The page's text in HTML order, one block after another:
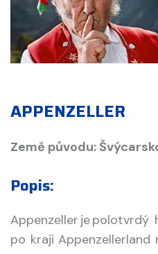
APPENZELLER
Země původu:
Popis:
Appenzeller je
po kraji Appenzellerland